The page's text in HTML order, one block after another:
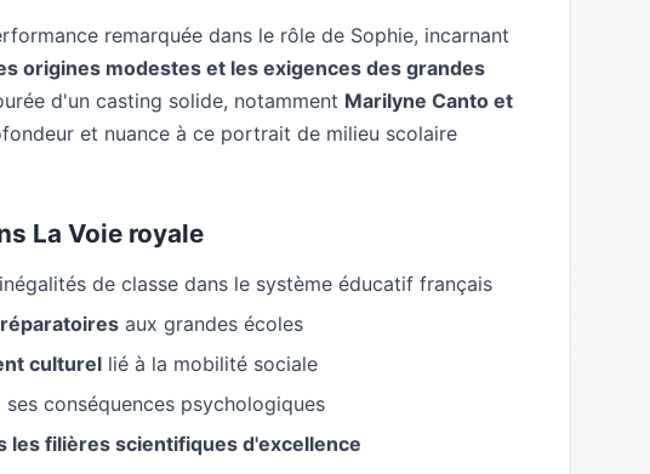
remarquée dans le rôle de Sophie, incarnant
origines modestes et les exigences des grandes
d'un casting solide, notamment Marilyne Canto et
et nuance à ce portrait de milieu scolaire
La Voie royale
de classe dans le système éducatif français
aux grandes écoles
culturel lié à la mobilité sociale
ses conséquences psychologiques
les filières scientifiques d'excellence